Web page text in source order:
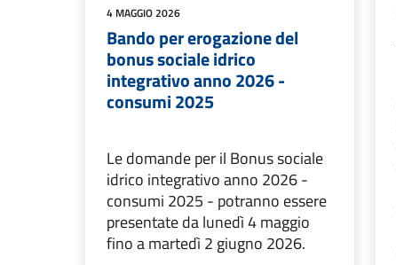
4 MAGGIO 2026
Bando per erogazione del
bonus sociale idrico
integrativo anno 2026 -
consumi 2025
Le domande per il Bonus sociale
idrico integrativo anno 2026 -
consumi 2025 - potranno essere
presentate da lunedì 4 maggio
fino a martedì 2 giugno 2026.